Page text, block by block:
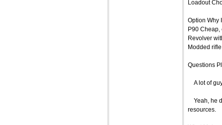
Loadout
Option Why
P90
Revolver
Modded
Questions
A lot of
Yeah, he
resources.